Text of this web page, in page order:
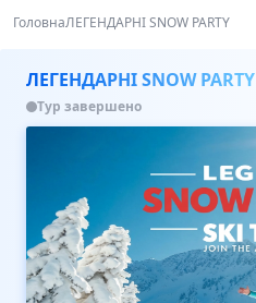
ГоловнаЛЕГЕНДАРНІ SNOW PARTY
ЛЕГЕНДАРНІ SNOW PARTY
Тур завершено